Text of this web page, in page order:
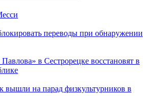
переводы при обнаружении
в Сестрорецке восстановят в
вышли на парад физкультурников в